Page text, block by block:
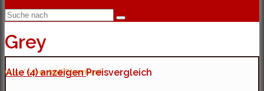
Grey
(4.5 / 5 bei 998 Stimmen)
Alle (4) anzeigenPreisvergleich